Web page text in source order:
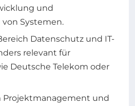
und
Systemen.
Datenschutz und IT-
relevant für
Deutsche Telekom oder
Projektmanagement und